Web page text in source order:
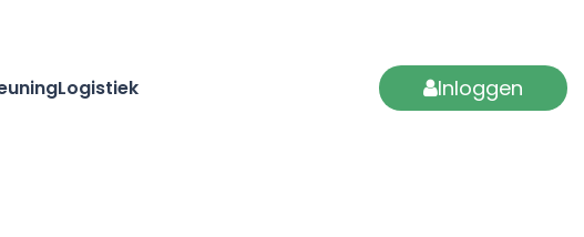
Logistiek Inloggen